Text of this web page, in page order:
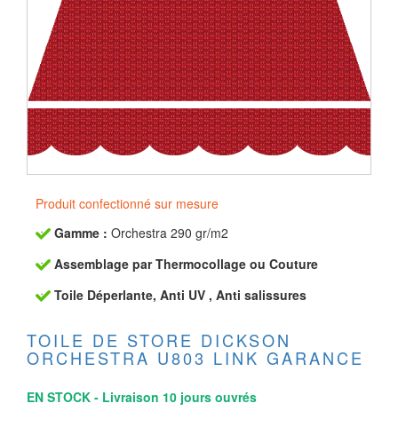
Produit confectionné sur mesure
Gamme : Orchestra 290 gr/m2
Assemblage par Thermocollage ou Couture
Toile Déperlante, Anti UV , Anti salissures
TOILE DE STORE DICKSON
ORCHESTRA U803 LINK GARANCE
EN STOCK - Livraison 10 jours ouvrés